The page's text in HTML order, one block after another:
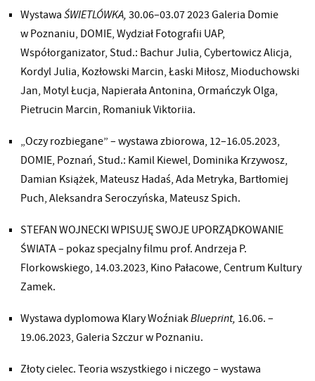
WystawaŚWIETLÓWKA,30.06–03.07 2023 Galeria Domie
w Poznaniu, DOMIE, Wydział Fotografii UAP,
Współorganizator, Stud.: Bachur Julia, Cybertowicz Alicja,
Kordyl Julia, Kozłowski Marcin, Łaski Miłosz, Mioduchowski
Jan, Motyl Łucja, Napierała Antonina, Ormańczyk Olga,
Pietrucin Marcin, Romaniuk Viktoriia.
„Oczy rozbiegane” – wystawa zbiorowa, 12–16.05.2023,
DOMIE, Poznań, Stud.: Kamil Kiewel, Dominika Krzywosz,
Damian Książek, Mateusz Hadaś, Ada Metryka, Bartłomiej
Puch, Aleksandra Seroczyńska, Mateusz Spich.
STEFAN WOJNECKI WPISUJĘ SWOJE UPORZĄDKOWANIE
ŚWIATA – pokaz specjalny filmu prof. Andrzeja P.
Florkowskiego, 14.03.2023, Kino Pałacowe, Centrum Kultury
Zamek.
Wystawa dyplomowa Klary WoźniakBlueprint, 16.06. –
19.06.2023, Galeria Szczur w Poznaniu.
Złoty cielec. Teoria wszystkiego i niczego – wystawa